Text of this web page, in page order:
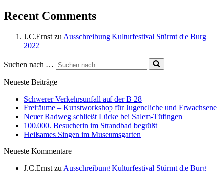
Recent Comments
J.C.Ernst zu Ausschreibung Kulturfestival Stürmt die Burg
2022
Suchen nach …
Neueste Beiträge
Schwerer Verkehrsunfall auf der B 28
Freiräume – Kunstworkshop für Jugendliche und Erwachsene
Neuer Radweg schließt Lücke bei Salem-Tüfingen
100.000. Besucherin im Strandbad begrüßt
Heilsames Singen im Museumsgarten
Neueste Kommentare
J.C.Ernst zu Ausschreibung Kulturfestival Stürmt die Burg